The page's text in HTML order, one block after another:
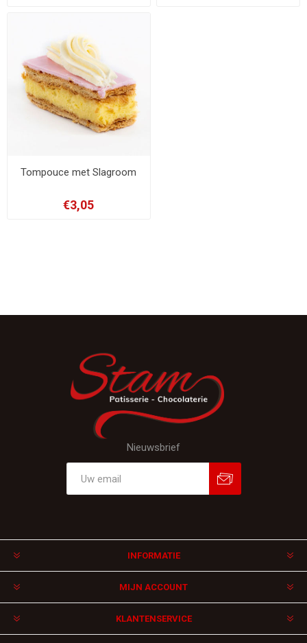
Tompouce met Slagroom
€3,05
Nieuwsbrief
INFORMATIE
MIJN ACCOUNT
KLANTENSERVICE